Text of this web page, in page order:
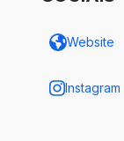
Website
Instagram